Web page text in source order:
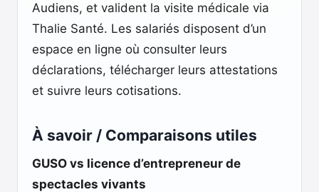
Audiens, et valident la visite médicale via
Thalie Santé. Les salariés disposent d’un
espace en ligne où consulter leurs
déclarations, télécharger leurs attestations
et suivre leurs cotisations.
À savoir / Comparaisons utiles
GUSO vs licence d’entrepreneur de
spectacles vivants